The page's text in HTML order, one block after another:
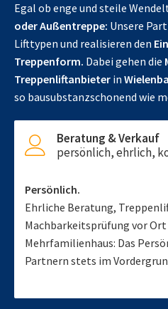
Egal ob enge und steile
oder Außentreppe: Unsere
Lifttypen und realisieren den
Treppenform. Dabei gehen die
Treppenliftanbieter in
so bausubstanzschonend wie
Beratung & Verkauf
persönlich, ehrlich,
Persönlich.
Ehrliche Beratung,
Machbarkeitsprüfung vor
Mehrfamilienhaus: Das
Partnern stets im